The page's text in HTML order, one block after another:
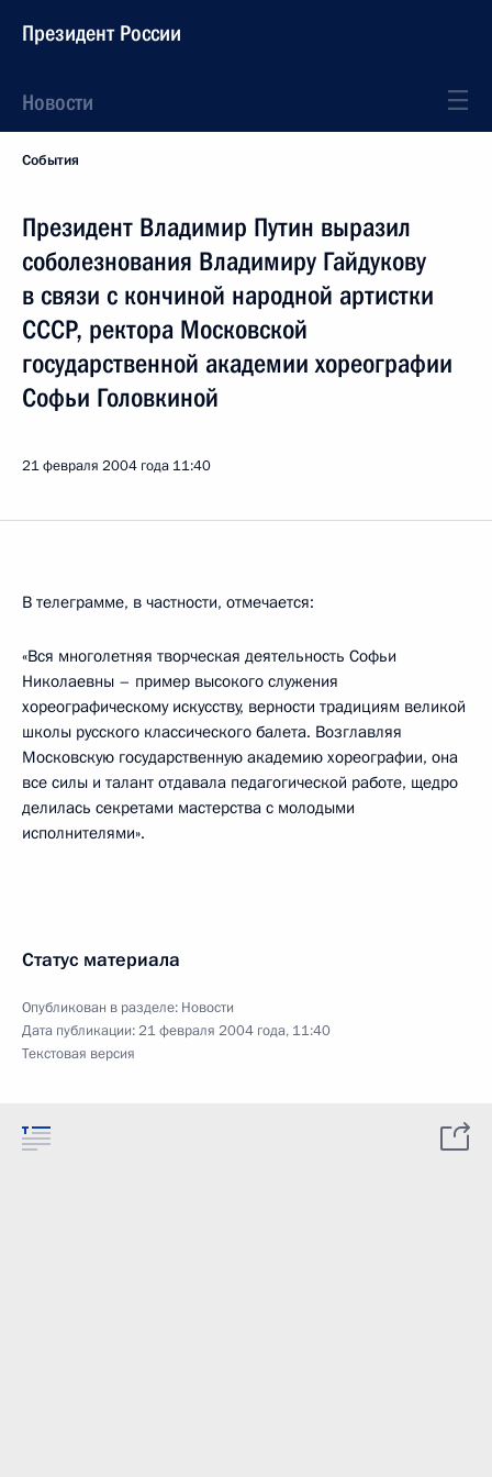
Президент России
Новости
События
Президент Владимир Путин выразил
соболезнования Владимиру Гайдукову
в связи с кончиной народной артистки
СССР, ректора Московской
государственной академии хореографии
Софьи Головкиной
21 февраля 2004 года 11:40
В телеграмме, в частности, отмечается:
«Вся многолетняя творческая деятельность Софьи
Николаевны – пример высокого служения
хореографическому искусству, верности традициям великой
школы русского классического балета. Возглавляя
Московскую государственную академию хореографии, она
все силы и талант отдавала педагогической работе, щедро
делилась секретами мастерства с молодыми
исполнителями».
Статус материала
Опубликован в разделе: Новости
Дата публикации:21 февраля 2004 года, 11:40
Текстовая версия